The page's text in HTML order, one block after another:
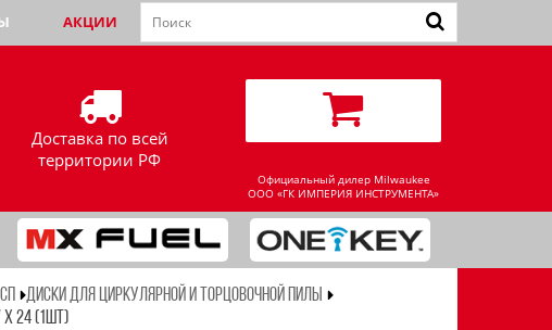
АКЦИИ
Доставка по всей
территории РФ
Официальный дилер Milwaukee
ООО «ГК ИМПЕРИЯ ИНСТРУМЕНТА»
ДИСКИ ДЛЯ ЦИРКУЛЯРНОЙ И ТОРЦОВОЧНОЙ ПИЛЫ
X 24 (1ШТ)